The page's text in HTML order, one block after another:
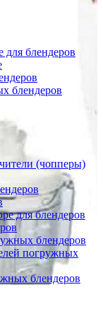
для блендеров
блендеров
(чопперы)
для блендеров
блендеров
погружных
блендеров